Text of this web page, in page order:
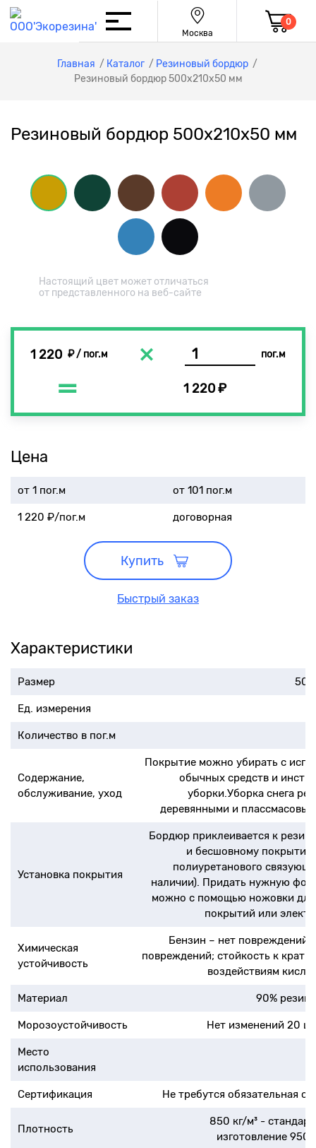
Москва
0
Главная / Каталог / Резиновый бордюр /
Резиновый бордюр 500х210x50 мм
Резиновый бордюр 500х210x50 мм
Настоящий цвет может отличаться
от представленного на веб-сайте
1 220 ₽/ пог.м пог.м
1 220₽
Цена
от 1 пог.м от 101 пог.м
1 220 ₽/пог.м договорная
Купить
Быстрый заказ
Характеристики
Размер
Ед. измерения
Количество в пог.м
Содержание,
обслуживание, уход
Покрытие можно убирать с
обычных средств и
уборки.Уборка снега
деревянными и
Установка покрытия
Бордюр приклеивается к
и бесшовному
полиуретанового
наличии). Придать нужную
можно с помощью ножовки
покрытий или
Химическая
устойчивость
Бензин – нет повреждений;
повреждений; стойкость к
воздействиям
Материал 90%
Морозоустойчивость Нет изменений 20
Место
использования
Сертификация Не требутся обязательная
Плотность
850 кг/м³ -
изготовление 950